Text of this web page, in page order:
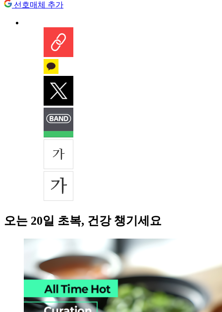
선호매체 추가
오는 20일 초복, 건강 챙기세요